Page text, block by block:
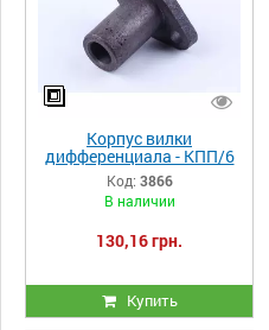
Корпус вилки
дифференциала - КПП/6
Код: 3866
В наличии
130,16 грн.
Купить